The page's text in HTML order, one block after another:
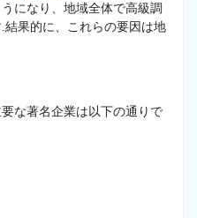
になり、地域全体で高級調
果的に、これらの要因は地
な著名企業は以下の通りで